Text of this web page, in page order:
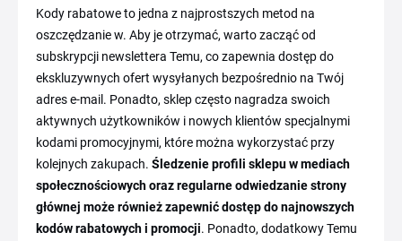
Kody rabatowe to jedna z najprostszych metod na
oszczędzanie w. Aby je otrzymać, warto zacząć od
subskrypcji newslettera Temu, co zapewnia dostęp do
ekskluzywnych ofert wysyłanych bezpośrednio na Twój
adres e-mail. Ponadto, sklep często nagradza swoich
aktywnych użytkowników i nowych klientów specjalnymi
kodami promocyjnymi, które można wykorzystać przy
kolejnych zakupach. Śledzenie profili sklepu w mediach
społecznościowych oraz regularne odwiedzanie strony
głównej może również zapewnić dostęp do najnowszych
kodów rabatowych i promocji. Ponadto, dodatkowy Temu